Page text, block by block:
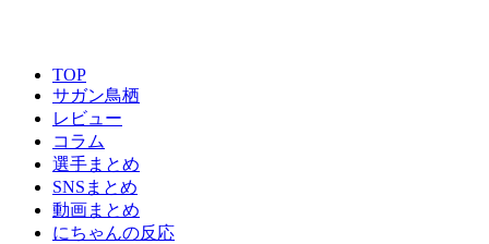
TOP
サガン鳥栖
レビュー
コラム
選手まとめ
SNSまとめ
動画まとめ
にちゃんの反応